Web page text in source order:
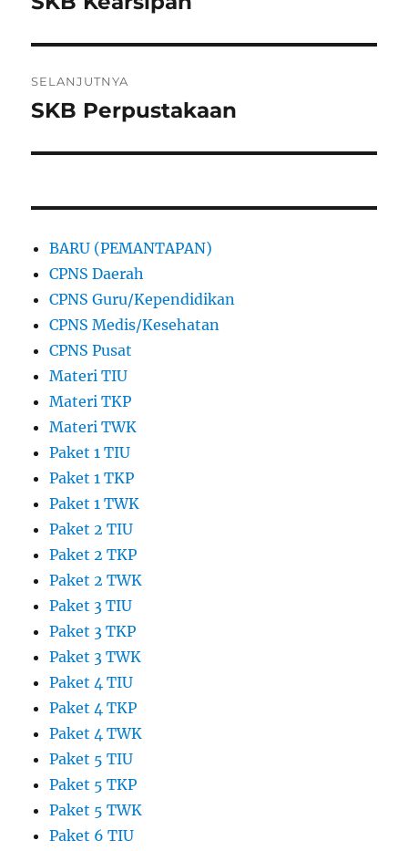
SELANJUTNYA
Pos
SKB Perpustakaan
BARU (PEMANTAPAN)
CPNS Daerah
CPNS Guru/Kependidikan
CPNS Medis/Kesehatan
CPNS Pusat
Materi TIU
Materi TKP
Materi TWK
Paket 1 TIU
Paket 1 TKP
Paket 1 TWK
Paket 2 TIU
Paket 2 TKP
Paket 2 TWK
Paket 3 TIU
Paket 3 TKP
Paket 3 TWK
Paket 4 TIU
Paket 4 TKP
Paket 4 TWK
Paket 5 TIU
Paket 5 TKP
Paket 5 TWK
Paket 6 TIU